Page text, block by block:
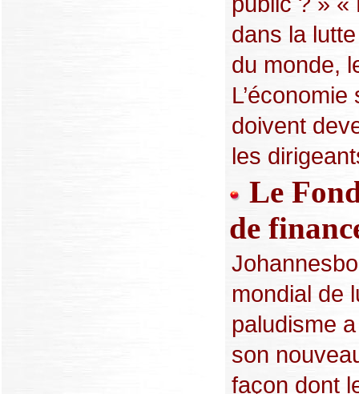
dans la
du monde,
doivent
les
Le
de
mondial de
paludisme
son
façon dont